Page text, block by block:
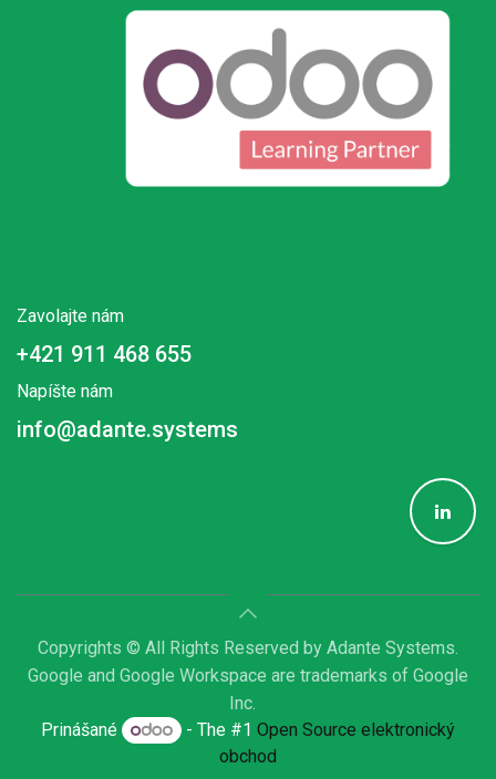
Zavolajte nám
+421 911 468 655
Napíšte nám
info@adante.systems
Copyrights © All Rights Reserved by Adante Systems.
Google and Google Workspace are trademarks of Google
Inc.
Prinášané
- The #1Open Source elektronický
obchod